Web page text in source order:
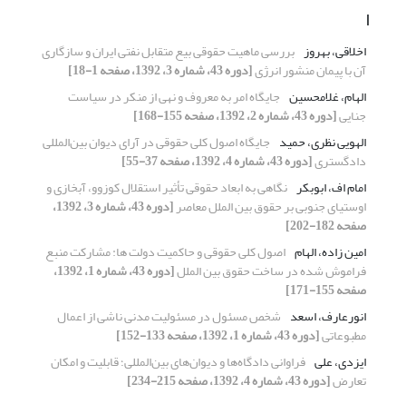
ا
اخلاقی، بهروز بررسی ماهیت حقوقی بیع متقابل نفتی ایران و سازگاری
آن با پیمان منشور انرژی[دوره 43، شماره 3، 1392، صفحه 1-18]
الهام، غلامحسین جایگاه امر به معروف و نهی از منکر در سیاست
جنایی[دوره 43، شماره 2، 1392، صفحه 155-168]
الهویی نظری، حمید جایگاه اصول کلی حقوقی در آرای دیوان بین‌المللی
دادگستری[دوره 43، شماره 4، 1392، صفحه 37-55]
امام اف، ابوبکر نگاهی به ابعاد حقوقی تأثیر استقلال کوزوو، آبخازی و
اوستیای جنوبی بر حقوق بین الملل معاصر [دوره 43، شماره 3، 1392،
صفحه 182-202]
امین زاده، الهام اصول کلی حقوقی و حاکمیت دولت ها: مشارکت منبع
فراموش شده در ساخت حقوق بین الملل [دوره 43، شماره 1، 1392،
صفحه 155-171]
انورعارف، اسعد شخص مسئول در مسئولیت مدنی ناشی از اعمال
مطبوعاتی[دوره 43، شماره 1، 1392، صفحه 133-152]
ایزدی، علی فراوانی دادگاه‌ها و دیوان‌های بین‌المللی؛ قابلیت و امکان
تعارض[دوره 43، شماره 4، 1392، صفحه 215-234]